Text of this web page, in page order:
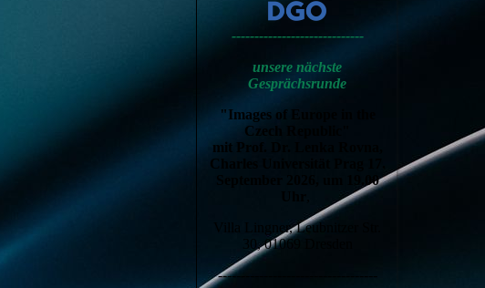
-----------------------------
unsere nächste
Gesprächsrunde
"Images of Europe in the
Czech Republic"
mit Prof. Dr. Lenka Rovna,
Charles Universität Prag 17.
September 2026, um 19.00
Villa Lingner, Leubnitzer Str.
30, 01069 Dresden
-----------------------------------